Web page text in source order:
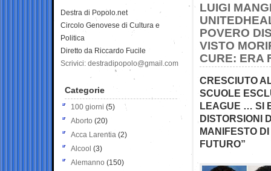
LUIGI
POVERO
VISTO
CURE: ERA
CRESCIUTO
SCUOLE
LEAGUE … SI
DISTORSIONI
MANIFESTO
FUTURO”
Destra di Popolo.net
Circolo Genovese di Cultura e
Politica
Diretto da Riccardo Fucile
Scrivici: destradipopolo@gmail.com
Categorie
100 giorni (5)
Aborto (20)
Acca Larentia (2)
Alcool (3)
Alemanno (150)